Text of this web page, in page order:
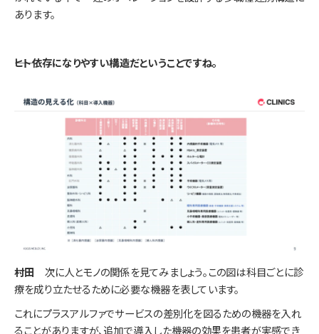
あります。
――ヒト依存になりやすい構造だということですね。
村田 次に人とモノの関係を見てみましょう。この図は科目ごとに診
療を成り立たせるために必要な機器を表しています。
これにプラスアルファでサービスの差別化を図るための機器を入れ
ることがありますが、追加で導入した機器の効果を患者が実感でき